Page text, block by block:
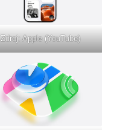
Zdroj: Apple (YouTube)